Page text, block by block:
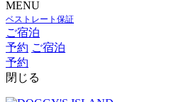
MENU
ベストレート保証
ご宿泊
予約 ご宿泊
予約
閉じる